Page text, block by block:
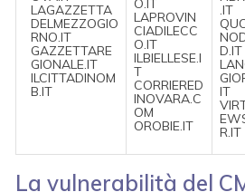
LAGAZZETTA
DELMEZZOGIO
RNO.IT
GAZZETTARE
GIONALE.IT
ILCITTADINOM
B.IT
LAPROVIN
CIADILECC
O.IT
ILBIELLESE.I
T
CORRIERED
INOVARA.C
OM
OROBIE.IT
.IT
D.IT
IT
R.IT
La vulnerabilità del